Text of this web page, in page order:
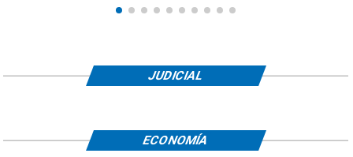
JUDICIAL
ECONOMÍA